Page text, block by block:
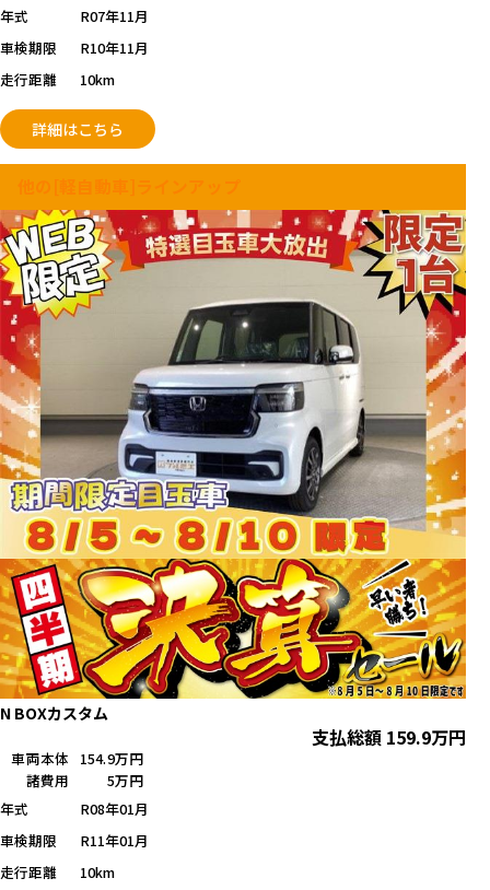
年式
R07年11月
車検期限
R10年11月
走行距離
10km
詳細はこちら
N BOXカスタム
支払総額 159.9万円
車両本体
154.9万円
諸費用
5万円
年式
R08年01月
車検期限
R11年01月
走行距離
10km